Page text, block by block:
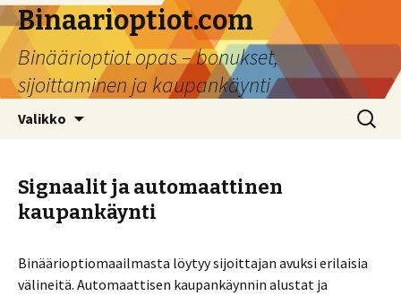
Binaarioptiot.com
Binäärioptiot opas – bonukset,
sijoittaminen ja kaupankäynti
Valikko Haku:
Signaalit ja automaattinen
kaupankäynti
Binäärioptiomaailmasta löytyy sijoittajan avuksi erilaisia
välineitä. Automaattisen kaupankäynnin alustat ja